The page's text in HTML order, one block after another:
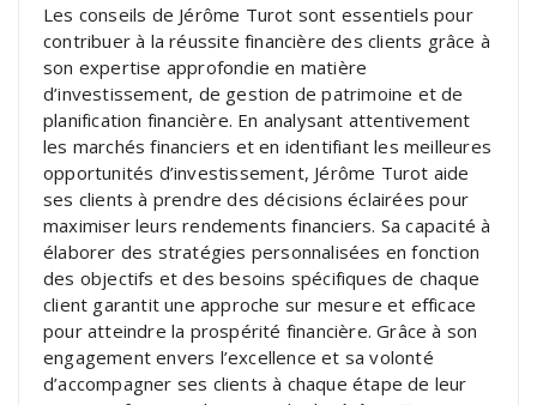
Les conseils de Jérôme Turot sont essentiels pour
contribuer à la réussite financière des clients grâce à
son expertise approfondie en matière
d’investissement, de gestion de patrimoine et de
planification financière. En analysant attentivement
les marchés financiers et en identifiant les meilleures
opportunités d’investissement, Jérôme Turot aide
ses clients à prendre des décisions éclairées pour
maximiser leurs rendements financiers. Sa capacité à
élaborer des stratégies personnalisées en fonction
des objectifs et des besoins spécifiques de chaque
client garantit une approche sur mesure et efficace
pour atteindre la prospérité financière. Grâce à son
engagement envers l’excellence et sa volonté
d’accompagner ses clients à chaque étape de leur